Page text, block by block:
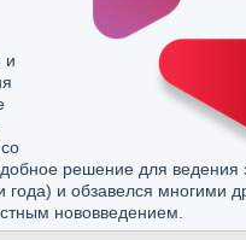
и
решение для ведения
и обзавелся многими
нововведением.